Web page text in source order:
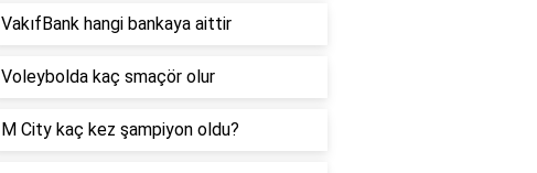
VakıfBank hangi bankaya aittir
Voleybolda kaç smaçör olur
M City kaç kez şampiyon oldu?